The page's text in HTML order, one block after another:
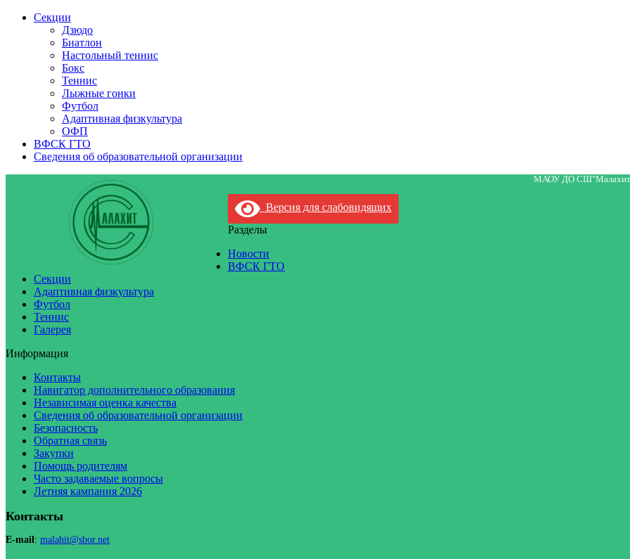
Секции
Дзюдо
Биатлон
Настольный теннис
Бокс
Теннис
Лыжные гонки
Футбол
Адаптивная физкультура
ОФП
ВФСК ГТО
Сведения об образовательной организации
МАОУ ДО
Версия для слабовидящих
Разделы
Новости
ВФСК ГТО
Секции
Адаптивная физкультура
Футбол
Теннис
Галерея
Информация
Контакты
Навигатор дополнительного образования
Независимая оценка качества
Сведения об образовательной организации
Безопасность
Обратная связь
Закупки
Помощь родителям
Часто задаваемые вопросы
Летняя кампания 2026
Контакты
E-mail: malahit@sbor.net